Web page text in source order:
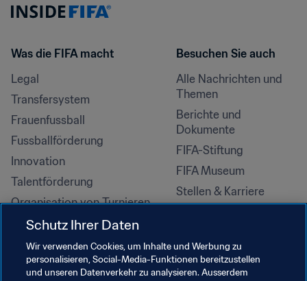
Was die FIFA macht
Legal
Transfersystem
Frauenfussball
Fussballförderung
Innovation
Talentförderung
Organisation von Turnieren
Nachhaltigkeit
Menschenrechte und
Antidiskriminierung
Besuchen Sie auch
Alle Nachrichten und
Themen
Berichte und
Dokumente
FIFA-Stiftung
FIFA Museum
Stellen & Karriere
Schutz Ihrer Daten
Wir verwenden Cookies, um Inhalte und Werbung zu
personalisieren, Social-Media-Funktionen bereitzustellen
und unseren Datenverkehr zu analysieren. Ausserdem